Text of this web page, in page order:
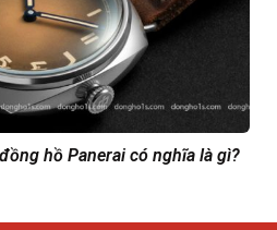
hồ Panerai có nghĩa là gì?